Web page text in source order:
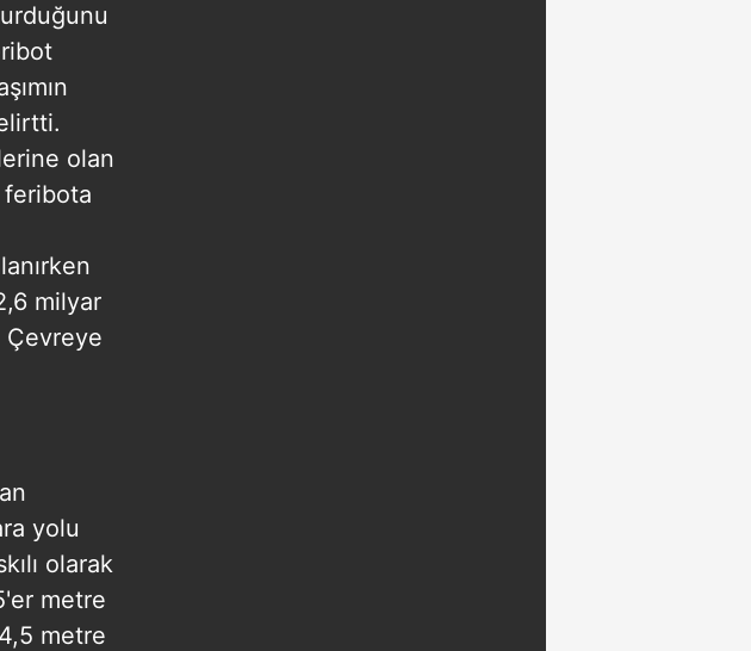
olan
feribota
milyar
Çevreye
yolu
olarak
metre
metre